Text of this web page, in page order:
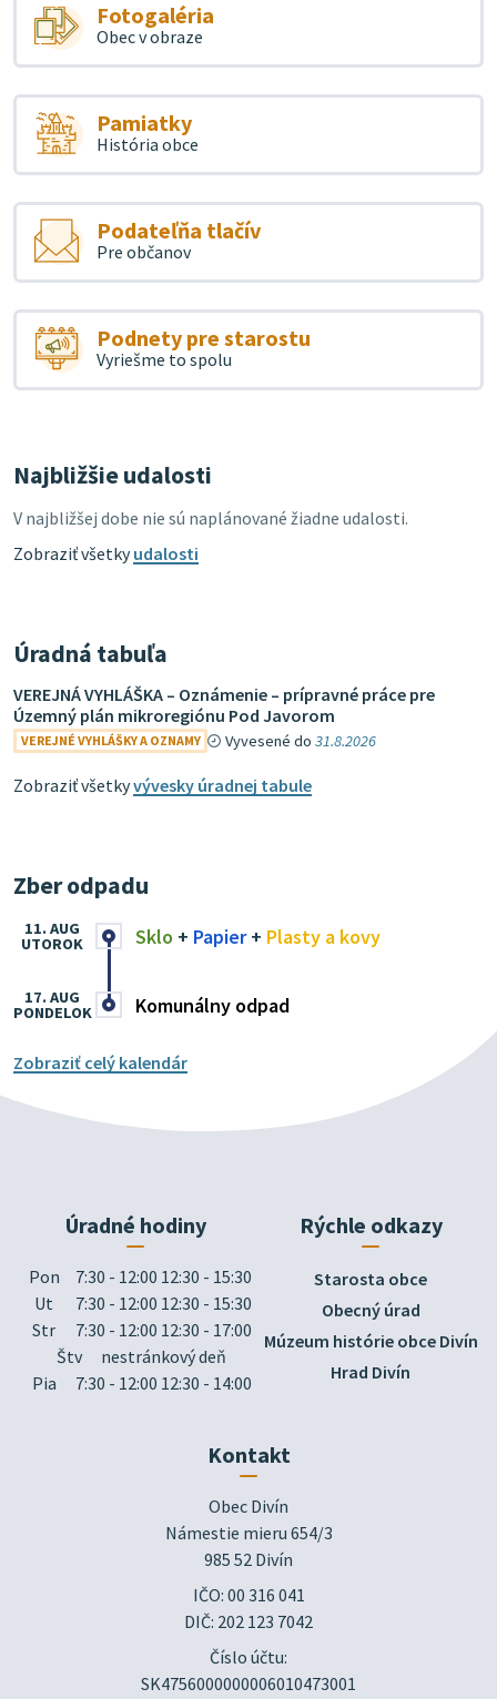
Fotogaléria
Obec v obraze
Pamiatky
História obce
Podateľňa tlačív
Pre občanov
Podnety pre starostu
Vyriešme to spolu
Najbližšie udalosti
V najbližšej dobe nie sú naplánované žiadne udalosti.
Zobraziť všetkyudalosti
Úradná tabuľa
VEREJNÁ VYHLÁŠKA – Oznámenie – prípravné práce pre
Územný plán mikroregiónu Pod Javorom
VEREJNÉ VYHLÁŠKY A OZNAMY Vyvesené do31.8.2026
Zobraziť všetkyvývesky úradnej tabule
Zber odpadu
Sklo + Papier+ Plasty a kovy
11. AUG
UTOROK
Komunálny odpad
17. AUG
PONDELOK
Zobraziť celý kalendár
Úradné hodiny
Pon
7:30 - 12:00 12:30 - 15:30
Ut
7:30 - 12:00 12:30 - 15:30
Str
7:30 - 12:00 12:30 - 17:00
Štv
nestránkový deň
Pia
7:30 - 12:00 12:30 - 14:00
Rýchle odkazy
Starosta obce
Obecný úrad
Múzeum histórie obce Divín
Hrad Divín
Kontakt
Obec Divín
Námestie mieru 654/3
985 52 Divín
IČO: 00 316 041
DIČ: 202 123 7042
Číslo účtu:
SK4756000000006010473001